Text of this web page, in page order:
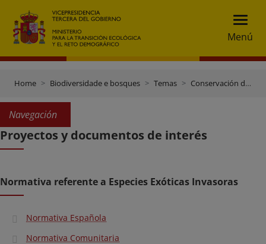
Menú
Home Biodiversidade e bosques Temas Conservación de especies
Navegación
Proyectos y documentos de interés
Normativa referente a Especies Exóticas Invasoras
Normativa Española
Normativa Comunitaria